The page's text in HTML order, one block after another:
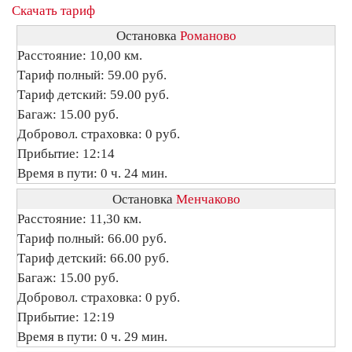
Скачать тариф
Остановка Романово
Расстояние: 10,00 км.
Тариф полный: 59.00 руб.
Тариф детский: 59.00 руб.
Багаж: 15.00 руб.
Добровол. страховка: 0 руб.
Прибытие: 12:14
Время в пути: 0 ч. 24 мин.
Остановка Менчаково
Расстояние: 11,30 км.
Тариф полный: 66.00 руб.
Тариф детский: 66.00 руб.
Багаж: 15.00 руб.
Добровол. страховка: 0 руб.
Прибытие: 12:19
Время в пути: 0 ч. 29 мин.